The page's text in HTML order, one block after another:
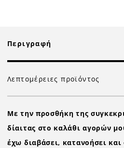
Περιγραφή
Λεπτομέρειες προϊόντος
Με την προσθήκη της
δίαιτας στο καλάθι αγορών
έχω διαβάσει, κατανοήσει